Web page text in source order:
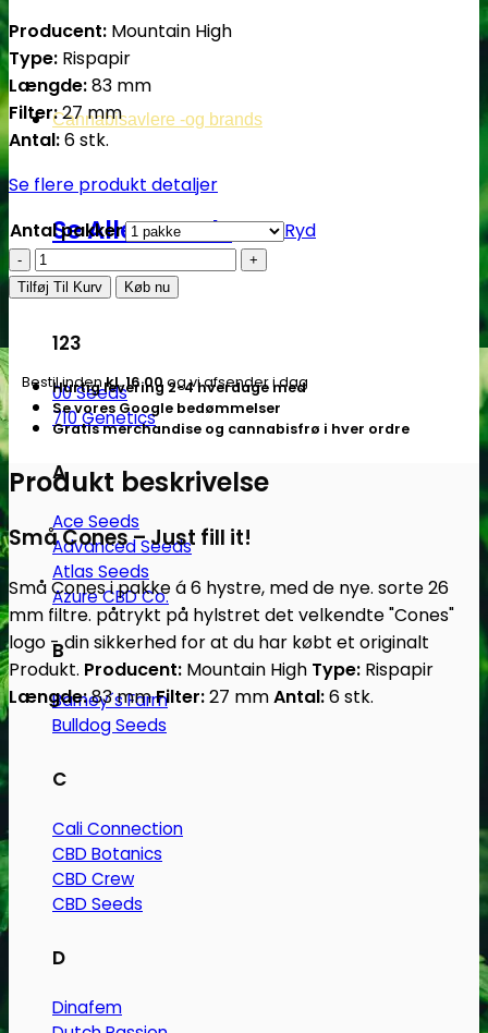
Cannabisavlere -og brands
Se Alle Brands
123
00 Seeds
710 Genetics
A
Ace Seeds
Advanced Seeds
Atlas Seeds
Azure CBD Co.
B
Barney´s Farm
Bulldog Seeds
C
Cali Connection
CBD Botanics
CBD Crew
CBD Seeds
D
Dinafem
Producent: Mountain High
Type: Rispapir
Længde:83 mm
Filter:27 mm
Antal:6 stk.
Se flere produkt detaljer
Antal pakker
Ryd
Original
Cones
stk.
Small
antal
Tilføj Til Kurv Køb nu
Bestil indenkl. 16.00og vi afsender i dag
Hurtig levering 2-4 hverdage med
Se vores Google bedømmelser
Gratis merchandise og cannabisfrø i hver ordre
Produkt beskrivelse
Små Cones – Just fill it!
Små Cones i pakke á 6 hystre, med de nye. sorte 26
mm filtre. påtrykt på hylstret det velkendte "Cones"
logo - din sikkerhed for at du har købt et originalt
Produkt. Producent: Mountain High Type: Rispapir
Længde:83 mmFilter:27 mmAntal:6 stk.